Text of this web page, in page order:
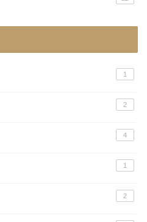
1
2
4
1
2